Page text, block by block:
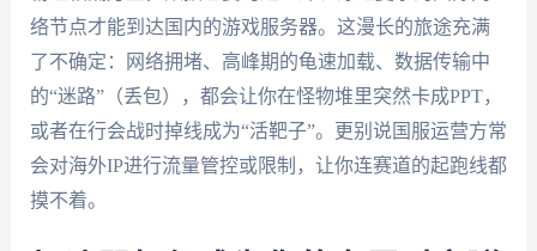
络节点才能到达国内的游戏服务器。这漫长的旅途充满
了不确定：网络拥堵、高峰期的龟速加载、数据传输中
的“迷路”（丢包），都会让你在怪物堆里突然卡成PPT，
或者在行会战时掉线成为“活靶子”。更别说国服运营方常
会对海外IP进行流量管控或限制，让你连赛道的起跑线都
摸不着。